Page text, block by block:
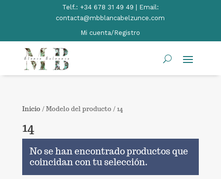
Telf.: +34 678 31 49 49 | Email:
contacta@mbblancabelzunce.com
Mi cuenta/Registro
Inicio / Modelo del producto / 14
14
No se han encontrado productos que
coincidan con tu selección.